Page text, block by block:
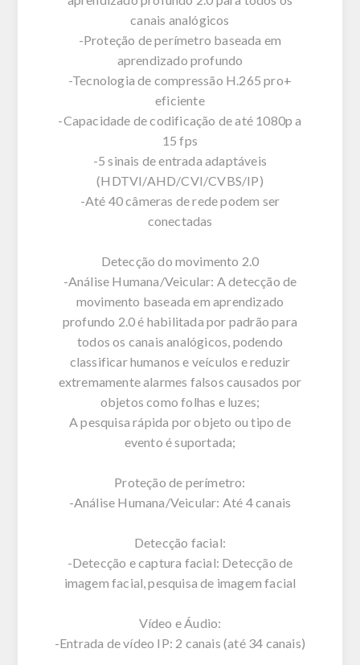
canais analógicos
-Proteção de perímetro baseada em
aprendizado profundo
-Tecnologia de compressão H.265 pro+
eficiente
-Capacidade de codificação de até 1080p a
15 fps
-5 sinais de entrada adaptáveis
(HDTVI/AHD/CVI/CVBS/IP)
-Até 40 câmeras de rede podem ser
conectadas
Detecção do movimento 2.0
-Análise Humana/Veicular: A detecção de
movimento baseada em aprendizado
profundo 2.0 é habilitada por padrão para
todos os canais analógicos, podendo
classificar humanos e veículos e reduzir
extremamente alarmes falsos causados por
objetos como folhas e luzes;
A pesquisa rápida por objeto ou tipo de
evento é suportada;
Proteção de perímetro:
-Análise Humana/Veicular: Até 4 canais
Detecção facial:
-Detecção e captura facial: Detecção de
imagem facial, pesquisa de imagem facial
Vídeo e Áudio:
-Entrada de vídeo IP: 2 canais (até 34 canais)